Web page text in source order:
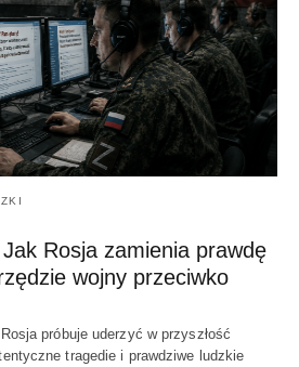
Rosja zamienia prawdę
wojny przeciwko
próbuje uderzyć w przyszłość
tragedie i prawdziwe ludzkie